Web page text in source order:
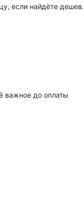
если найдёте
важное до оплаты